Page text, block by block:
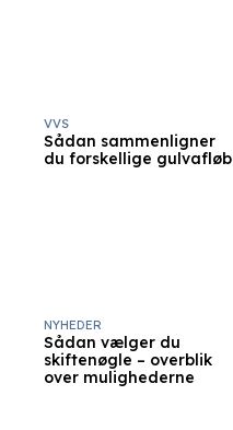
Sådan sammenligner
du forskellige gulvafløb
VVS
Sådan vælger du
skiftenøgle – overblik
over mulighederne
NYHEDER